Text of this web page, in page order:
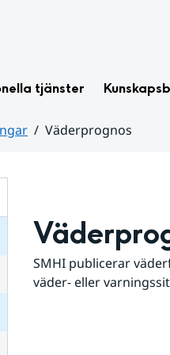
tjänster
Väderprognos
SMHI publicerar
väder- eller